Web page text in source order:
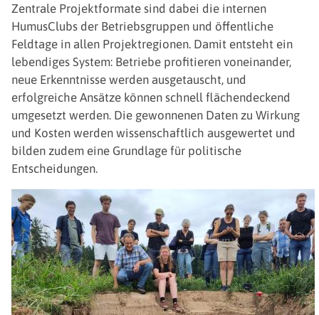
Zentrale Projektformate sind dabei die internen
HumusClubs der Betriebsgruppen und öffentliche
Feldtage in allen Projektregionen. Damit entsteht ein
lebendiges System: Betriebe profitieren voneinander,
neue Erkenntnisse werden ausgetauscht, und
erfolgreiche Ansätze können schnell flächendeckend
umgesetzt werden. Die gewonnenen Daten zu Wirkung
und Kosten werden wissenschaftlich ausgewertet und
bilden zudem eine Grundlage für politische
Entscheidungen.